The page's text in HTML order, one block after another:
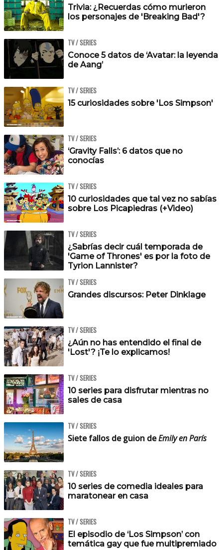
Trivia: ¿Recuerdas cómo murieron
los personajes de 'Breaking Bad'?
TV / SERIES
Conoce 5 datos de ‘Avatar: la leyenda
de Aang’
TV / SERIES
15 curiosidades sobre 'Los Simpson'
TV / SERIES
‘Gravity Falls’: 6 datos que no
conocías
TV / SERIES
10 curiosidades que tal vez no sabías
sobre Los Picapiedras (+Video)
TV / SERIES
¿Sabrías decir cuál temporada de
'Game of Thrones' es por la foto de
Tyrion Lannister?
TV / SERIES
Grandes discursos: Peter Dinklage
TV / SERIES
¿Aún no has entendido el final de
'Lost'? ¡Te lo explicamos!
TV / SERIES
10 series para disfrutar mientras no
sales de casa
TV / SERIES
Siete fallos de guion deEmily en París
TV / SERIES
10 series de comedia ideales para
maratonear en casa
TV / SERIES
El episodio de ‘Los Simpson’ con
temática gay que fue multipremiado